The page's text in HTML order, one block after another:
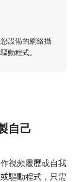
設備的網絡攝
動程式。
自己
視頻履歷或自我
驅動程式，只需